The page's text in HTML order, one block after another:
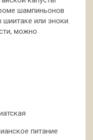
шампиньонов
или эноки.
можно
питание